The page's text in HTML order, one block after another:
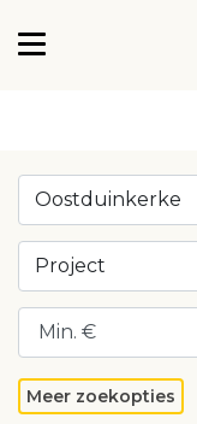
Oostduinkerke
Project
Meer zoekopties